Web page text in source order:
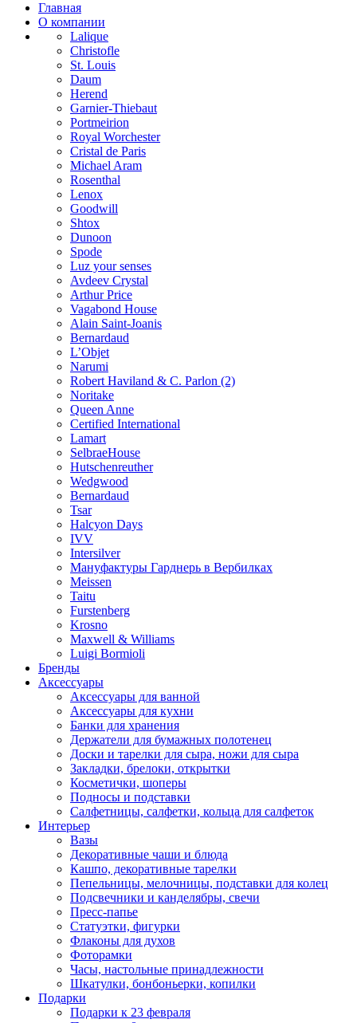
Главная
О компании
Lalique
Christofle
St. Louis
Daum
Herend
Garnier-Thiebaut
Portmeirion
Royal Worchester
Cristal de Paris
Michael Aram
Rosenthal
Lenox
Goodwill
Shtox
Dunoon
Spode
Luz your senses
Avdeev Crystal
Arthur Price
Vagabond House
Alain Saint-Joanis
Bernardaud
L’Objet
Narumi
Robert Haviland & C. Parlon (2)
Noritakе
Queen Anne
Certified International
Lamart
SelbraeHouse
Hutschenreuther
Wedgwood
Bernardaud
Tsar
Halcyon Days
IVV
Intersilver
Мануфактуры Гарднерь в Вербилках
Meissen
Taitu
Furstenberg
Krosno
Maxwell & Williams
Luigi Bormioli
Бренды
Аксессуары
Аксессуары для ванной
Аксессуары для кухни
Банки для хранения
Держатели для бумажных полотенец
Доски и тарелки для сыра, ножи для сыра
Закладки, брелоки, открытки
Косметички, шоперы
Подносы и подставки
Салфетницы, салфетки, кольца для салфеток
Интерьер
Вазы
Декоративные чаши и блюда
Кашпо, декоративные тарелки
Пепельницы, мелочницы, подставки для колец
Подсвечники и канделябры, свечи
Пресс-папье
Статуэтки, фигурки
Флаконы для духов
Фоторамки
Часы, настольные принадлежности
Шкатулки, бонбоньерки, копилки
Подарки
Подарки к 23 февраля